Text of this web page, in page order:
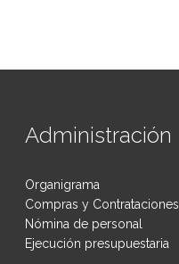
Administración
Organigrama
Compras y Contrataciones
Nómina de personal
Ejecución presupuestaria